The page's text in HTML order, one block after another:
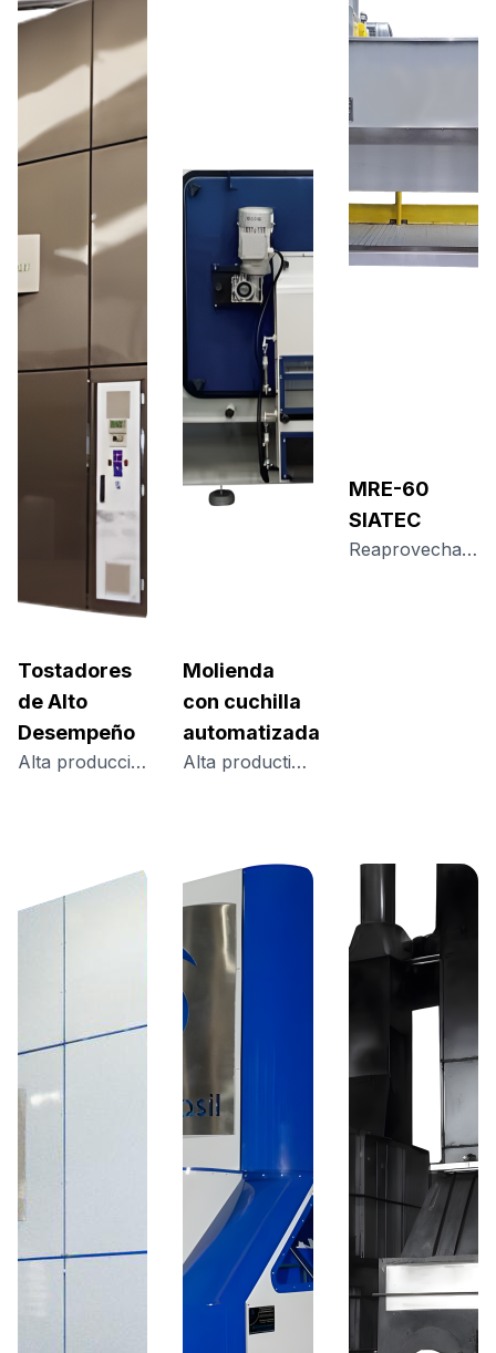
Tostadores
de Alto
Desempeño
Alta producción, tostado homogéneo y eficiencia real para la industria del café
Molienda
con cuchilla
automatizada
Alta productividad, bajo ruido y seguridad en el proceso de molienda
MRE-60
SIATEC
Reaprovechamiento seguro del café molido, sin contacto manual y con máxima agilidad